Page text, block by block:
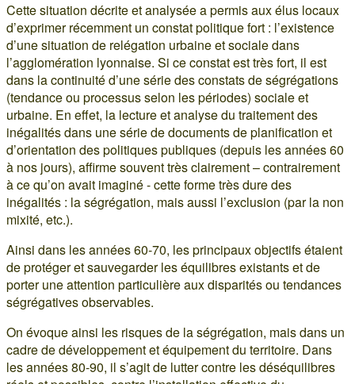
Cette situation décrite et analysée a permis aux élus locaux
d’exprimer récemment un constat politique fort : l’existence
d’une situation de relégation urbaine et sociale dans
l’agglomération lyonnaise. Si ce constat est très fort, il est
dans la continuité d’une série des constats de ségrégations
(tendance ou processus selon les périodes) sociale et
urbaine. En effet, la lecture et analyse du traitement des
inégalités dans une série de documents de planification et
d’orientation des politiques publiques (depuis les années 60
à nos jours), affirme souvent très clairement – contrairement
à ce qu’on avait imaginé - cette forme très dure des
inégalités : la ségrégation, mais aussi l’exclusion (par la non
mixité, etc.).
Ainsi dans les années 60-70, les principaux objectifs étaient
de protéger et sauvegarder les équilibres existants et de
porter une attention particulière aux disparités ou tendances
ségrégatives observables.
On évoque ainsi les risques de la ségrégation, mais dans un
cadre de développement et équipement du territoire. Dans
les années 80-90, il s’agit de lutter contre les déséquilibres